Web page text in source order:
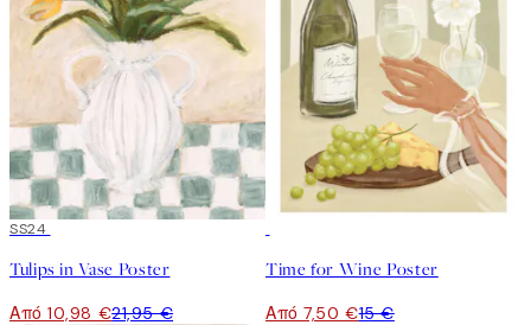
50%*
SS24
Tulips in Vase Poster
Από 10,98 €21,95 €
Time for Wine Poster
Από 7,50 €15 €